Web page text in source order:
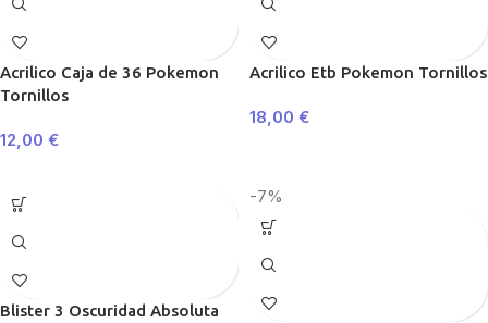
Acrilico Caja de 36 Pokemon
Tornillos
12,00 €
Acrilico Etb Pokemon Tornillos
18,00 €
Blister 3 Oscuridad Absoluta
-7%